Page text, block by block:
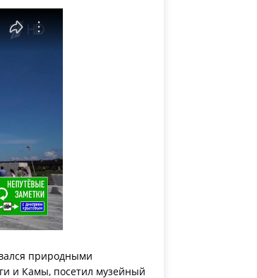
природными
и Камы, посетил музейный